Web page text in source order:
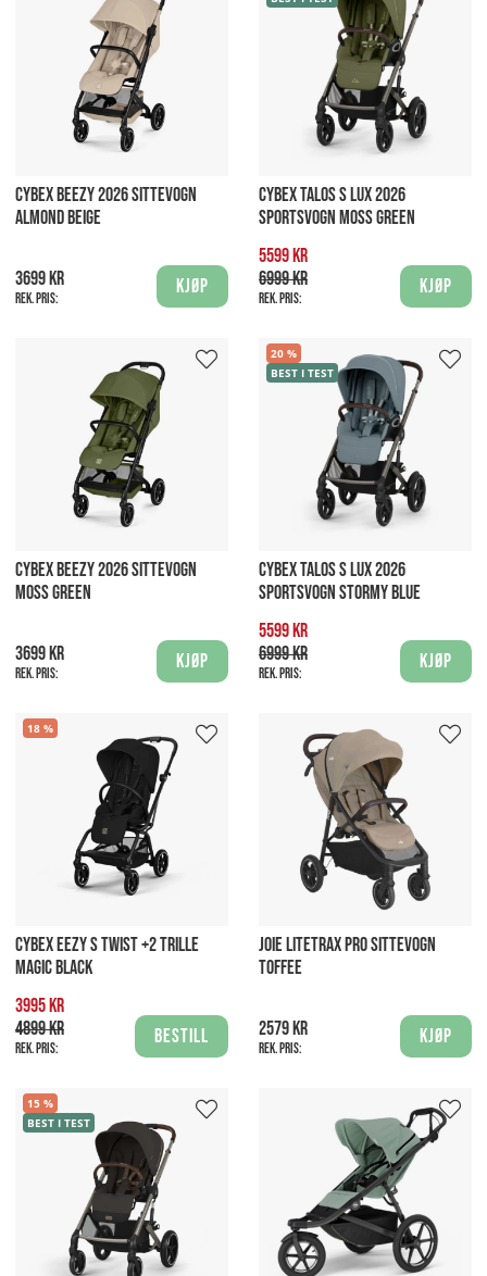
CYBEX BEEZY 2026 SITTEVOGN
ALMOND BEIGE
3699 kr
Rek. pris:
Kjøp
CYBEX TALOS S LUX 2026
SPORTSVOGN MOSS GREEN
5599 kr
6999 kr
Rek. pris:
Kjøp
CYBEX BEEZY 2026 SITTEVOGN
MOSS GREEN
3699 kr
Rek. pris:
Kjøp
20
BEST I TEST
CYBEX TALOS S LUX 2026
SPORTSVOGN STORMY BLUE
5599 kr
6999 kr
Rek. pris:
Kjøp
18
CYBEX EEZY S TWIST +2 TRILLE
MAGIC BLACK
3995 kr
4899 kr
Rek. pris:
Bestill
JOIE LITETRAX PRO SITTEVOGN
TOFFEE
2579 kr
Rek. pris:
Kjøp
15
BEST I TEST